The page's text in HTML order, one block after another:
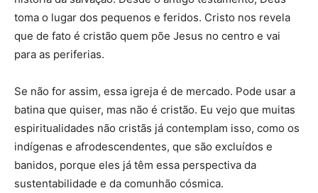
toma o lugar dos pequenos e feridos. Cristo nos revela
que de fato é cristão quem põe Jesus no centro e vai
para as periferias.
Se não for assim, essa igreja é de mercado. Pode usar a
batina que quiser, mas não é cristão. Eu vejo que muitas
espiritualidades não cristãs já contemplam isso, como os
indígenas e afrodescendentes, que são excluídos e
banidos, porque eles já têm essa perspectiva da
sustentabilidade e da comunhão cósmica.